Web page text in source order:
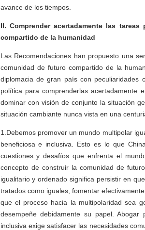
avance de los tiempos.
II. Comprender acertadamente las
compartido de la humanidad
Las Recomendaciones han propuesto una
comunidad de futuro compartido de la
diplomacia de gran país con peculiaridades
política para comprenderlas acertadamente
dominar con visión de conjunto la situación
situación cambiante nunca vista en una
1.Debemos promover un mundo multipolar
beneficiosa e inclusiva. Esto es lo que
cuestiones y desafíos que enfrenta el
concepto de construir la comunidad de
igualitario y ordenado significa persistir en
tratados como iguales, fomentar
que el proceso hacia la multipolaridad sea
desempeñe debidamente su papel. Abogar
inclusiva exige satisfacer las necesidades